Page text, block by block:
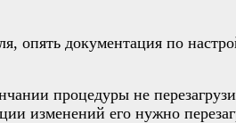
опять документация по
процедуры не
изменений его нужно